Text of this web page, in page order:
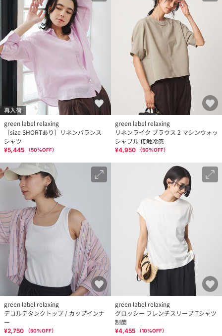
再入荷
green label relaxing
［size SHORTあり］リネンバランス
シャツ
¥5,445 （50%OFF）
green label relaxing
リネンライク ブラウス 2 マシンウォッ
シャブル 接触冷感
¥4,950 （50%OFF）
green label relaxing
デコルテタンクトップ / カップインナ
ー
¥2,750 （50%OFF）
green label relaxing
グロッシー フレンチスリーブ Tシャツ
制菌
¥4,455 （10%OFF）